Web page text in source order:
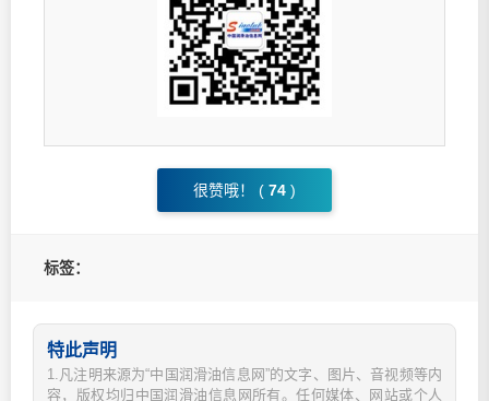
很赞哦！ ( 74 )
标签：
特此声明
1.凡注明来源为“中国润滑油信息网”的文字、图片、音视频等内
容，版权均归中国润滑油信息网所有。任何媒体、网站或个人